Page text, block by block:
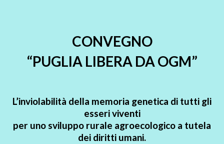
CONVEGNO
“PUGLIA LIBERA DA OGM”
L’inviolabilità della memoria genetica di tutti gli
esseri viventi
per uno sviluppo rurale agroecologico a tutela
dei diritti umani.